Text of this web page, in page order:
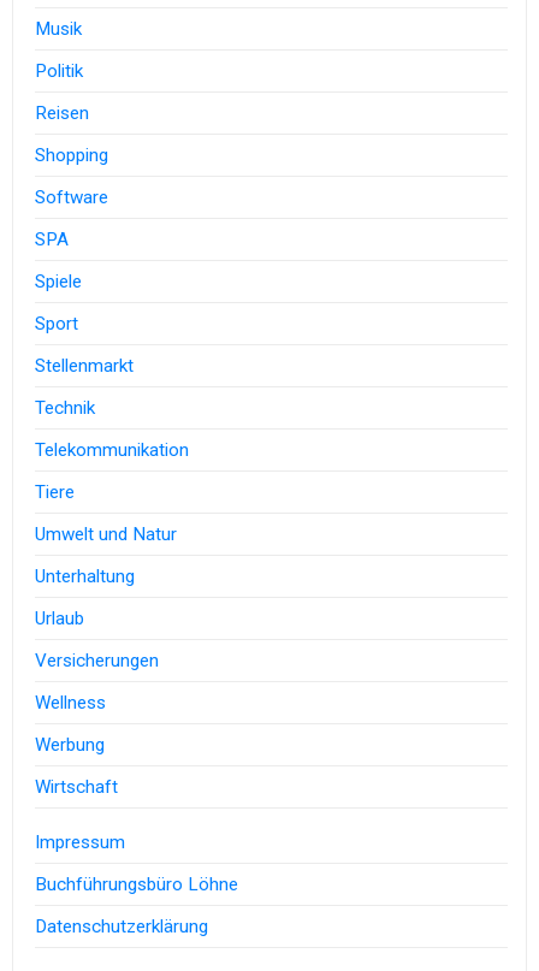
Musik
Politik
Reisen
Shopping
Software
SPA
Spiele
Sport
Stellenmarkt
Technik
Telekommunikation
Tiere
Umwelt und Natur
Unterhaltung
Urlaub
Versicherungen
Wellness
Werbung
Wirtschaft
Impressum
Buchführungsbüro Löhne
Datenschutzerklärung